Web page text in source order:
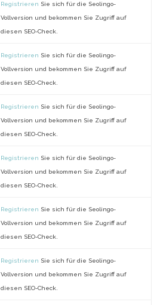
Registrieren Sie sich für die Seolingo-
Vollversion und bekommen Sie Zugriff auf
diesen SEO-Check.
Registrieren Sie sich für die Seolingo-
Vollversion und bekommen Sie Zugriff auf
diesen SEO-Check.
Registrieren Sie sich für die Seolingo-
Vollversion und bekommen Sie Zugriff auf
diesen SEO-Check.
Registrieren Sie sich für die Seolingo-
Vollversion und bekommen Sie Zugriff auf
diesen SEO-Check.
Registrieren Sie sich für die Seolingo-
Vollversion und bekommen Sie Zugriff auf
diesen SEO-Check.
Registrieren Sie sich für die Seolingo-
Vollversion und bekommen Sie Zugriff auf
diesen SEO-Check.